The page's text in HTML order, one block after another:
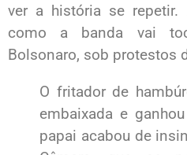
ver a história se
como a banda vai
Bolsonaro, sob protestos
O fritador de
embaixada e
papai acabou de